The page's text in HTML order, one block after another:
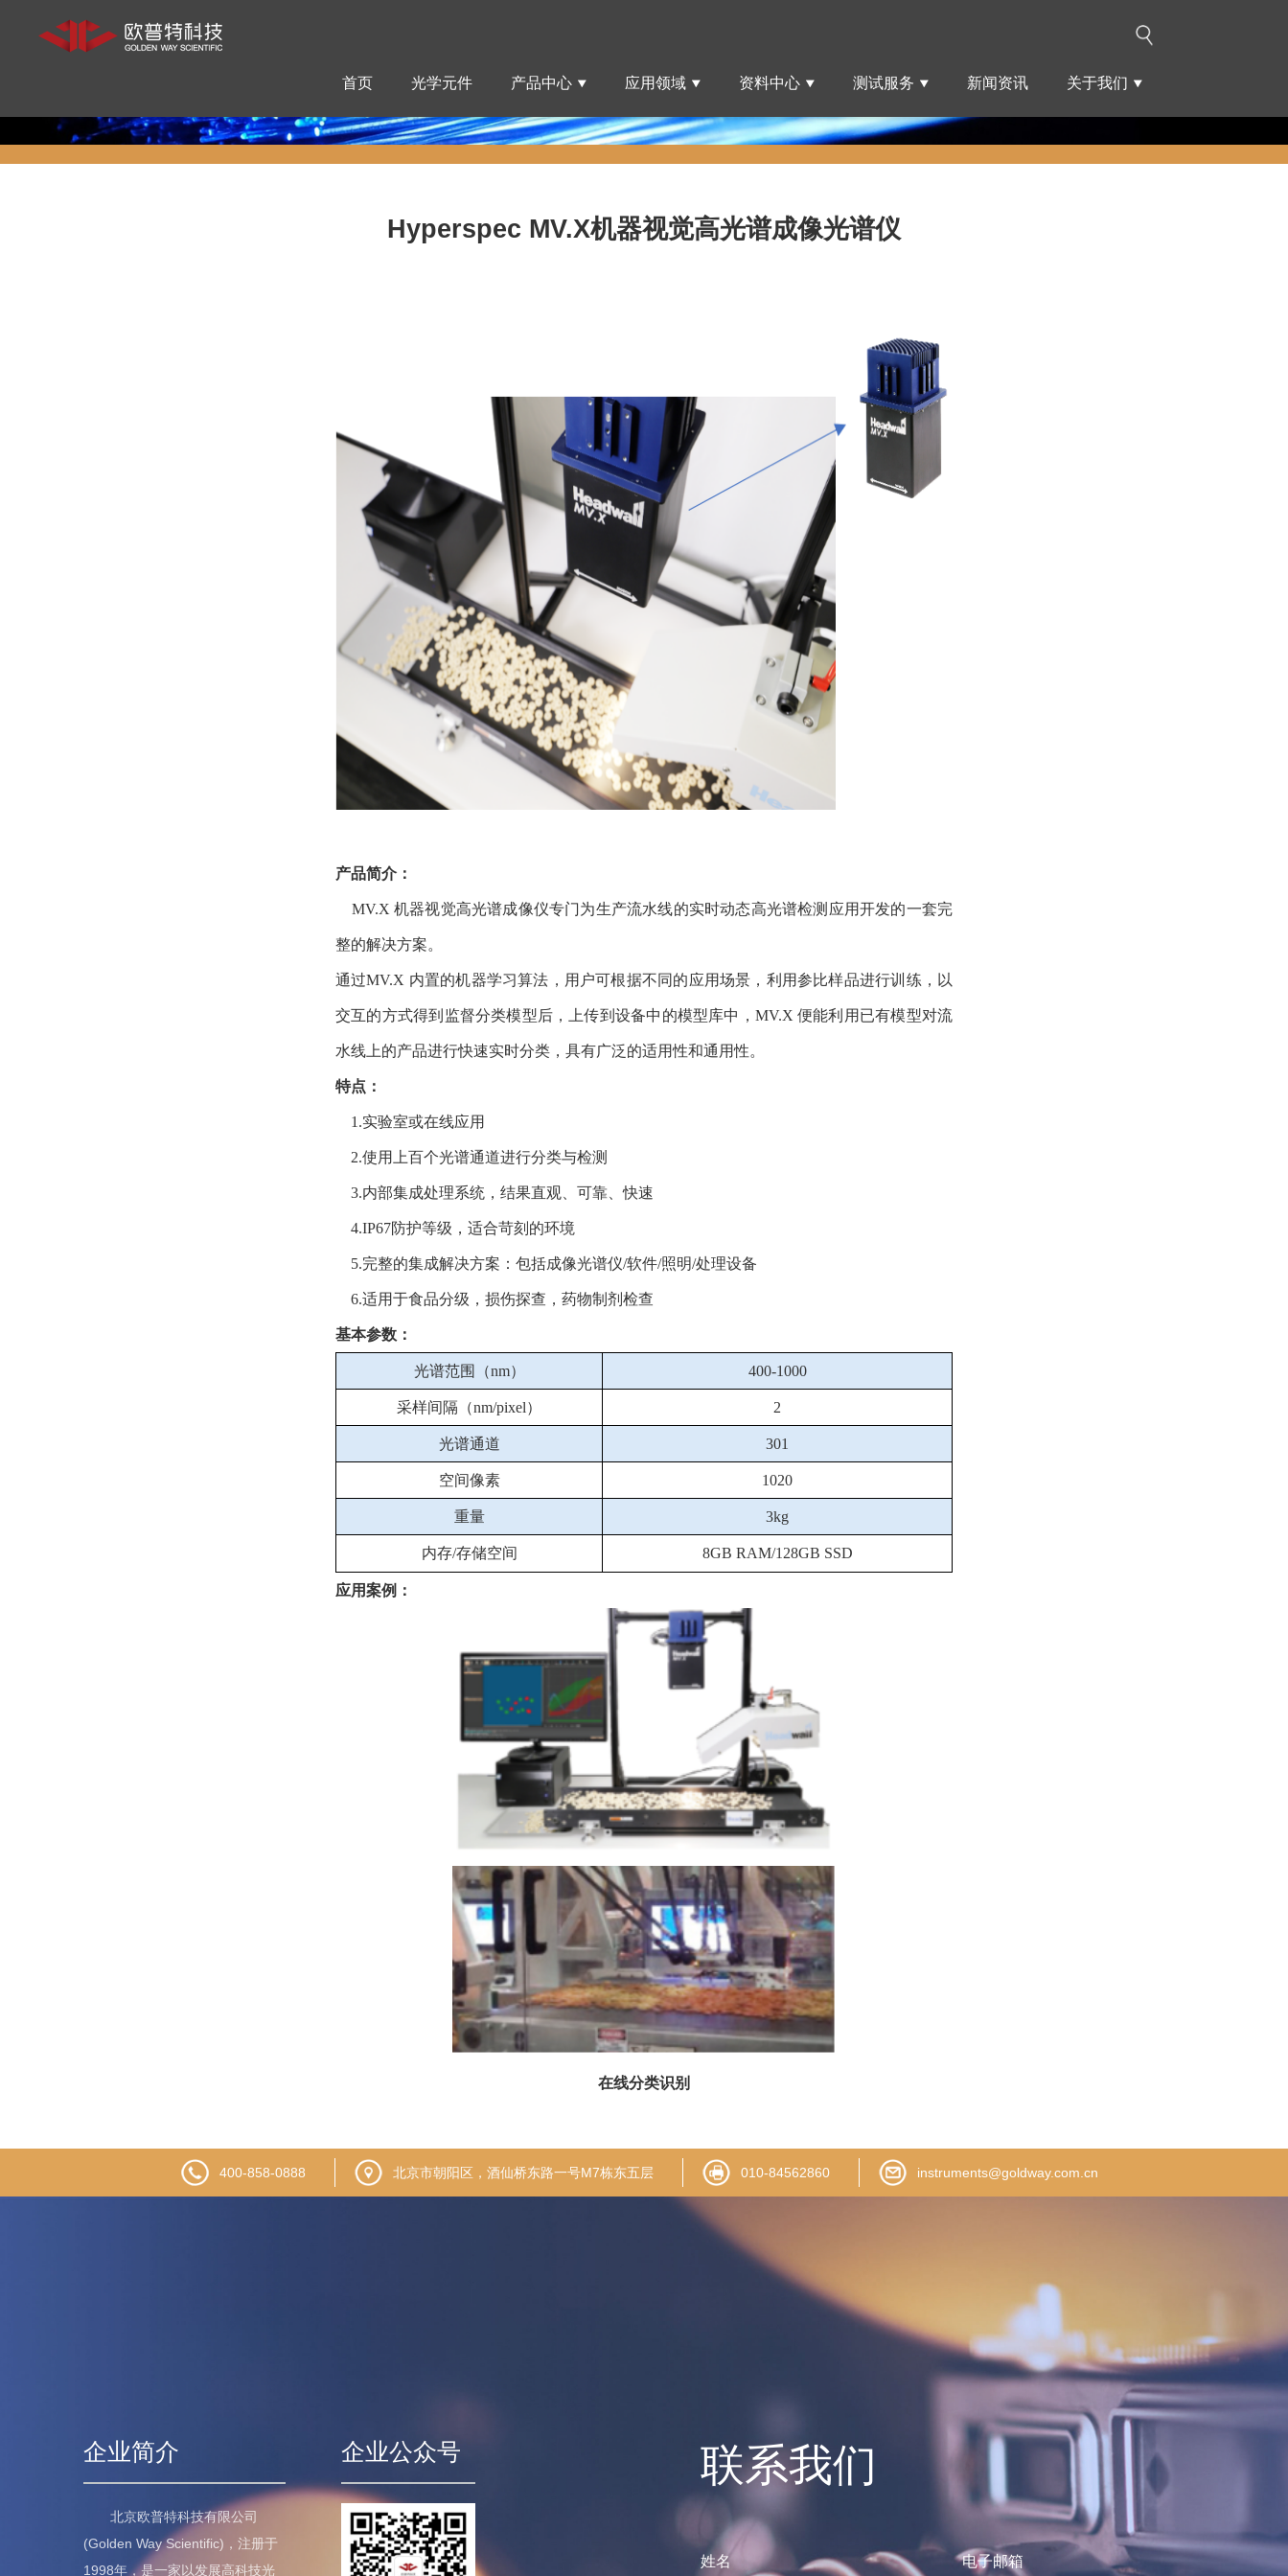
首页 光学元件 产品中心 应用领域 资料中心 测试服务 新闻资讯 关于我们
Hyperspec MV.X机器视觉高光谱成像光谱仪
产品简介：
MV.X 机器视觉高光谱成像仪专门为生产流水线的实时动态高光谱检测应用开发的一套完
整的解决方案。
通过MV.X 内置的机器学习算法，用户可根据不同的应用场景，利用参比样品进行训练，以
交互的方式得到监督分类模型后，上传到设备中的模型库中， MV.X便能利用已有模型对流
水线上的产品进行快速实时分类，具有广泛的适用性和通用性。
特点：
1.实验室或在线应用
2.使用上百个光谱通道进行分类与检测
3.内部集成处理系统，结果直观、可靠、快速
4.IP67防护等级，适合苛刻的环境
5.完整的集成解决方案：包括成像光谱仪/软件/照明/处理设备
6.适用于食品分级，损伤探查，药物制剂检查
基本参数：
光谱范围（nm） 400-1000
采样间隔（nm/pixel） 2
光谱通道 301
空间像素 1020
重量 3kg
内存/存储空间 8GB RAM/128GB SSD
应用案例：
在线分类识别
400-858-0888 北京市朝阳区，酒仙桥东路一号M7栋东五层 010-84562860 instruments@goldway.com.cn
企业简介
北京欧普特科技有限公司
(Golden Way Scientific)，注册于
1998年，是一家以发展高科技光
企业公众号 联系我们